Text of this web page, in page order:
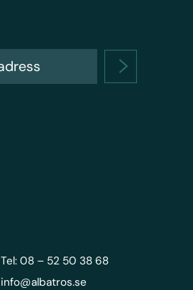
Tel: 08 – 52 50 38 68
info@albatros.se